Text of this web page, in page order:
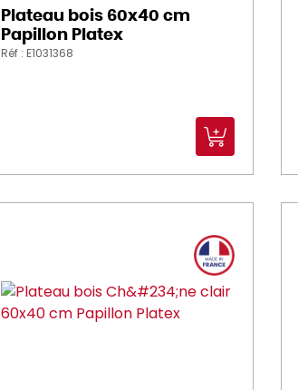
Plateau bois 60x40 cm
Papillon Platex
Réf : E1031368